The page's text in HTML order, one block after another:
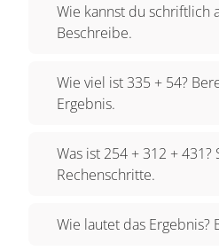
Wie kannst du schriftlich
Beschreibe.
Wie viel ist 335 + 54?
Ergebnis.
Was ist 254 + 312 +
Rechenschritte.
Wie lautet das Ergebnis?